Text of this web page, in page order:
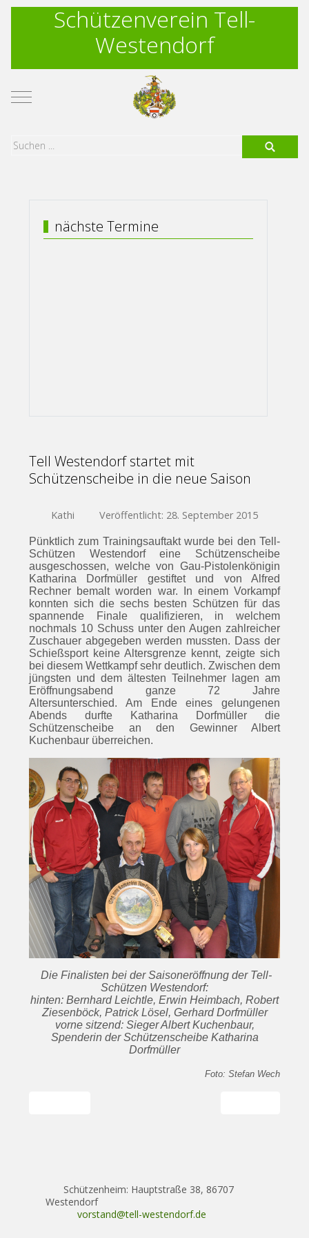
Schützenverein Tell-
Westendorf
Mobile Menu Toggle
nächste Termine
Tell Westendorf startet mit
Schützenscheibe in die neue Saison
Kathi Veröffentlicht: 28. September 2015
Pünktlich zum Trainingsauftakt wurde bei den Tell-
Schützen Westendorf eine Schützenscheibe
ausgeschossen, welche von Gau-Pistolenkönigin
Katharina Dorfmüller gestiftet und von Alfred
Rechner bemalt worden war. In einem Vorkampf
konnten sich die sechs besten Schützen für das
spannende Finale qualifizieren, in welchem
nochmals 10 Schuss unter den Augen zahlreicher
Zuschauer abgegeben werden mussten. Dass der
Schießsport keine Altersgrenze kennt, zeigte sich
bei diesem Wettkampf sehr deutlich. Zwischen dem
jüngsten und dem ältesten Teilnehmer lagen am
Eröffnungsabend ganze 72 Jahre
Altersunterschied. Am Ende eines gelungenen
Abends durfte Katharina Dorfmüller die
Schützenscheibe an den Gewinner Albert
Kuchenbaur überreichen.
Die Finalisten bei der Saisoneröffnung der Tell-
Schützen Westendorf:
hinten: Bernhard Leichtle, Erwin Heimbach, Robert
Ziesenböck, Patrick Lösel, Gerhard Dorfmüller
vorne sitzend: Sieger Albert Kuchenbaur,
Spenderin der Schützenscheibe Katharina
Dorfmüller
Foto: Stefan Wech
Schützenheim: Hauptstraße 38, 86707
Westendorf
vorstand@tell-westendorf.de